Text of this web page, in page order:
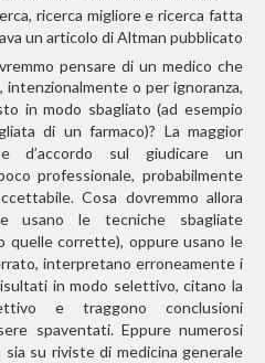
ricerca migliore e ricerca fatta
un articolo di Altman pubblicato
pensare di un medico che
o per ignoranza,
in modo sbagliato (ad esempio
di un farmaco)? La maggior
d’accordo sul giudicare un
professionale, probabilmente
Cosa dovremmo allora
usano le tecniche sbagliate
quelle corrette), oppure usano le
interpretano erroneamente i
in modo selettivo, citano la
e traggono conclusioni
spaventati. Eppure numerosi
su riviste di medicina generale